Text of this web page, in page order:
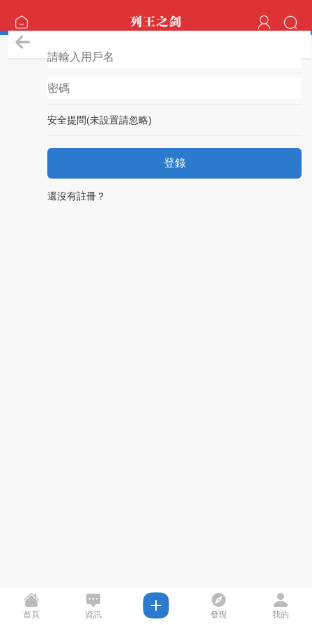
安全提問(未設置請忽略)
登錄
還沒有註冊？
首頁 資訊 發現 我的